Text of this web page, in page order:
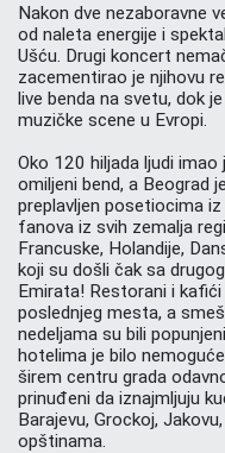
Nakon dve nezaboravne
od naleta energije i
Ušću. Drugi koncert
zacementirao je njihovu
live benda na svetu, dok
muzičke scene u Evropi.
Oko 120 hiljada ljudi
omiljeni bend, a Beograd
preplavljen posetiocima
fanova iz svih zemalja
Francuske, Holandije,
koji su došli čak sa
Emirata! Restorani i
poslednjeg mesta, a
nedeljama su bili
hotelima je bilo
širem centru grada
prinuđeni da iznajmljuju
Barajevu, Grockoj,
opštinama.